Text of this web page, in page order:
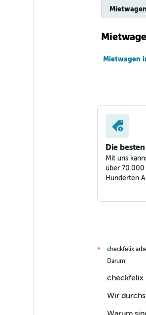
Mietwagen
Die
Mit uns
über 70.000
Hunderten
* checkfelix
Darum:
checkfelix
Wir